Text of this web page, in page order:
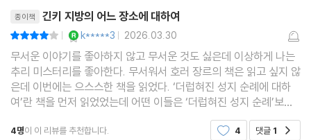
다리고 있다.
종이책 긴키 지방의 어느 장소에 대하여
| k*****3 | 2026.03.30
무서운 이야기를 좋아하지 않고 무서운 것도 싫은데 이상하게 나는
추리 미스터리를 좋아한다. 무서워서 호러 장르의 책은 읽고 싶지 않
은데 이번에는 으스스한 책을 읽었다. ‘더럽혀진 성지 순례에 대하
여’란 책을 먼저 읽었었는데 어떤 이들은 ‘더럽혀진 성지 순례’보다
‘긴키 지방의 어느 장소에 대하여’란 책이 더 재미있다고 하는 사람
도 있고. 그래서 궁금했던 책이다. ‘긴
4명이 이 리뷰를 추천합니다. 4 댓글 1